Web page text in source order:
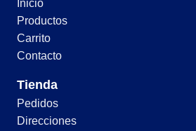
Inicio
Productos
Carrito
Contacto
Tienda
Pedidos
Direcciones